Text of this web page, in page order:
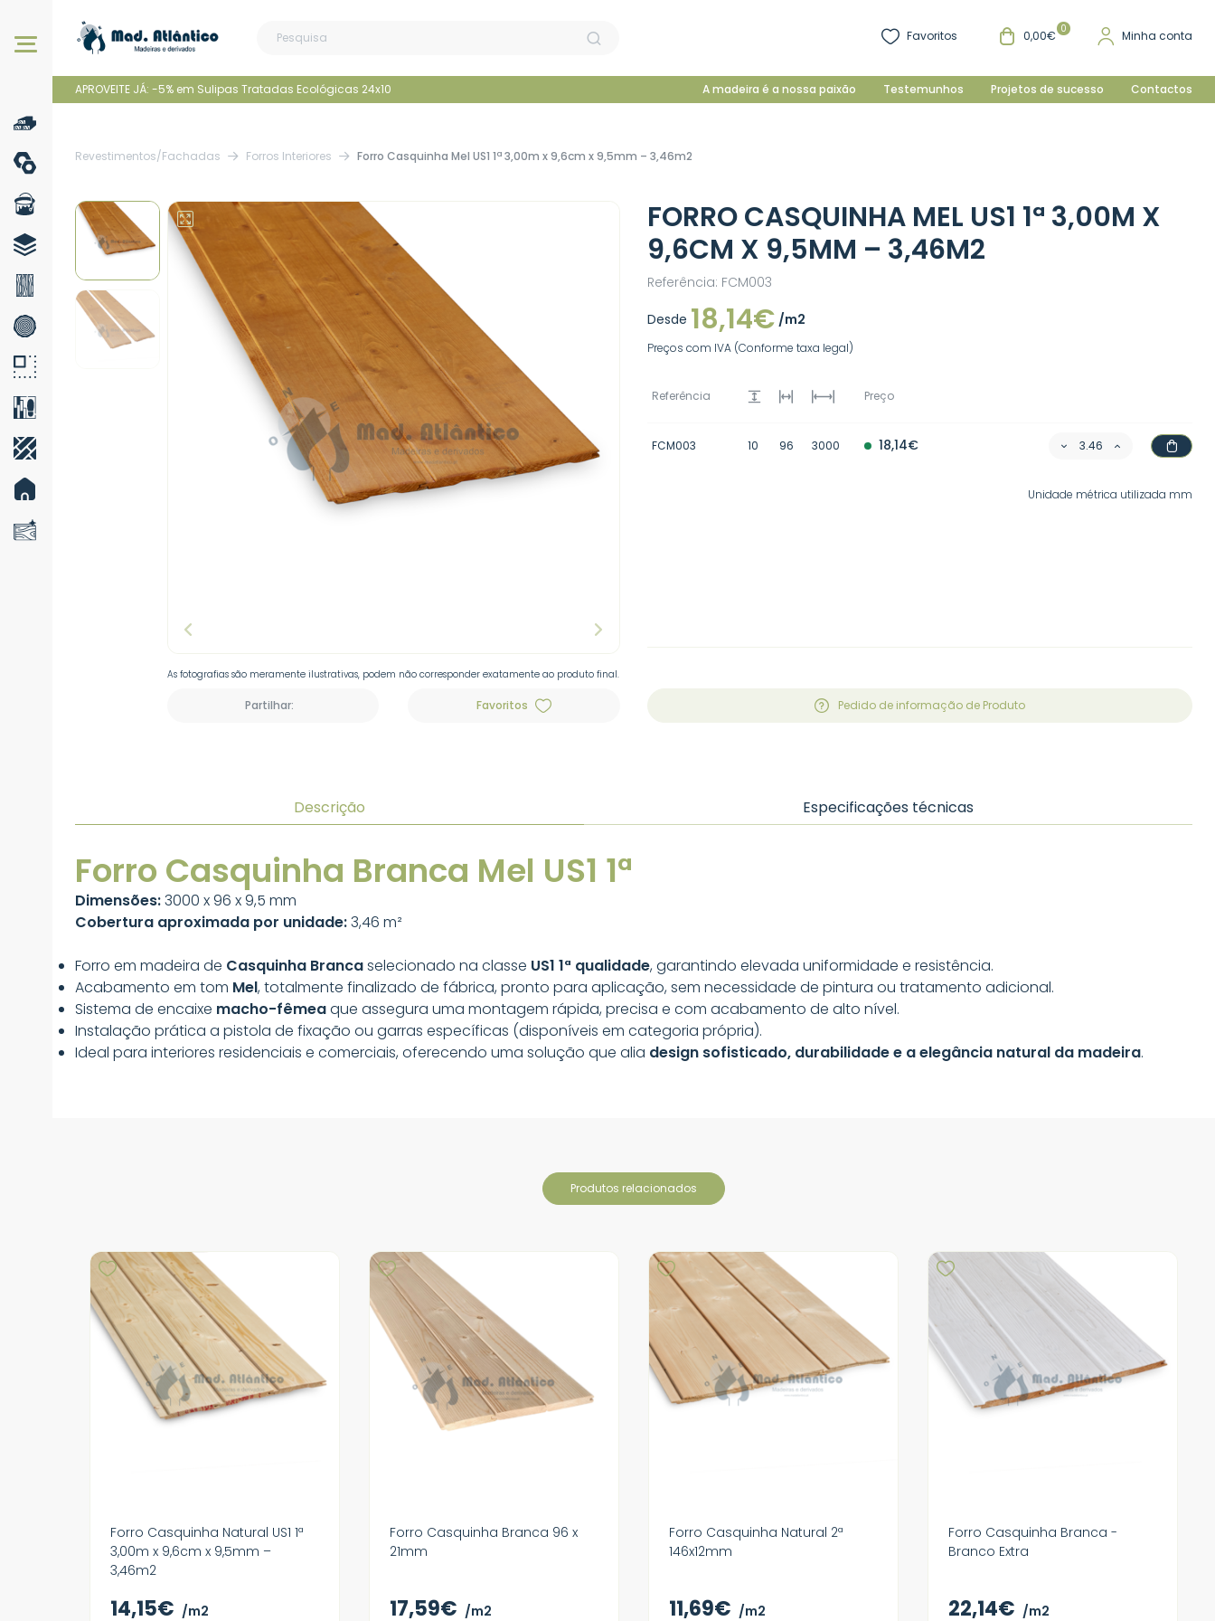
Favoritos 0,00€ 0 Minha conta
APROVEITE JÁ: -5% em Sulipas Tratadas Ecológicas 24x10 A madeira é a nossa paixão Testemunhos Projetos de sucesso Contactos
Os nossos produtos
Revestimentos/Fachadas Forros Interiores Forro Casquinha Mel US1 1ª 3,00m x 9,6cm x 9,5mm – 3,46m2
As fotografias são meramente ilustrativas, podem não corresponder exatamente ao produto final.
Partilhar: Favoritos
FORRO CASQUINHA MEL US1 1ª 3,00M X
9,6CM X 9,5MM – 3,46M2
Referência: FCM003
Desde 18,14€ /m2
Preços com IVA (Conforme taxa legal)
Referência Preço
FCM003 10 96 3000 18,14€
Unidade métrica utilizada mm
Pedido de informação de Produto
Descrição Especificações técnicas
Forro Casquinha Branca Mel US1 1ª
Dimensões:3000 x 96 x 9,5 mm
Cobertura aproximada por unidade:3,46 m²
Forro em madeira de Casquinha Brancaselecionado na classe US1 1ª qualidade, garantindo elevada uniformidade e resistência.
Acabamento em tom Mel, totalmente finalizado de fábrica, pronto para aplicação, sem necessidade de pintura ou tratamento adicional.
Sistema de encaixe macho-fêmeaque assegura uma montagem rápida, precisa e com acabamento de alto nível.
Instalação prática a pistola de fixação ou garras específicas (disponíveis em categoria própria).
Ideal para interiores residenciais e comerciais, oferecendo uma solução que alia design sofisticado, durabilidade e a elegância natural da madeira.
produtos relacionados
Forro Casquinha Natural US1 1ª
3,00m x 9,6cm x 9,5mm –
3,46m2
14,15€ /m2
Forro Casquinha Branca 96 x
21mm
17,59€ /m2
Forro Casquinha Natural 2ª
146x12mm
11,69€ /m2
Forro Casquinha Branca -
Branco Extra
22,14€ /m2